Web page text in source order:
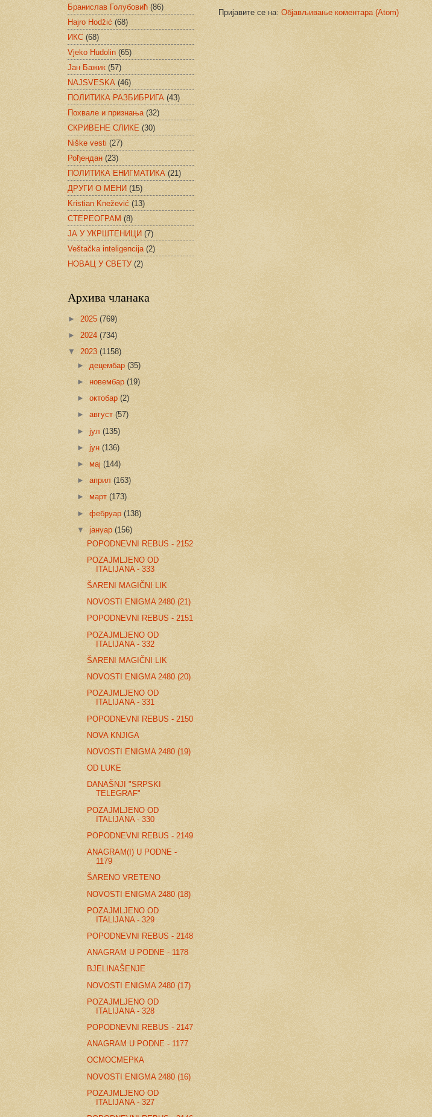
Пријавите се на: Објављивање коментара (Atom)
Бранислав Голубовић (86)
Hajro Hodžić (68)
ИКС (68)
Vjeko Hudolin (65)
Јан Бажик (57)
NAJSVESKA (46)
ПОЛИТИКА РАЗБИБРИГА (43)
Похвале и признања (32)
СКРИВЕНЕ СЛИКЕ (30)
Niške vesti (27)
Рођендан (23)
ПОЛИТИКА ЕНИГМАТИКА (21)
ДРУГИ О МЕНИ (15)
Kristian Knežević (13)
СТЕРЕОГРАМ (8)
ЈА У УКРШТЕНИЦИ (7)
Veštačka inteligencija (2)
НОВАЦ У СВЕТУ (2)
Архива чланака
► 2025 (769)
► 2024 (734)
▼ 2023 (1158)
► децембар(35)
►новембар(19)
►октобар(2)
►август(57)
►јул(135)
►јун(136)
►мај(144)
►април(163)
►март(173)
►фебруар(138)
▼јануар(156)
POPODNEVNI REBUS - 2152
POZAJMLJENO OD
ITALIJANA - 333
ŠARENI MAGIČNI LIK
NOVOSTI ENIGMA 2480 (21)
POPODNEVNI REBUS - 2151
POZAJMLJENO OD
ITALIJANA - 332
ŠARENI MAGIČNI LIK
NOVOSTI ENIGMA 2480 (20)
POZAJMLJENO OD
ITALIJANA - 331
POPODNEVNI REBUS - 2150
NOVA KNJIGA
NOVOSTI ENIGMA 2480 (19)
OD LUKE
DANAŠNJI "SRPSKI
TELEGRAF"
POZAJMLJENO OD
ITALIJANA - 330
POPODNEVNI REBUS - 2149
ANAGRAM(I) U PODNE -
1179
ŠARENO VRETENO
NOVOSTI ENIGMA 2480 (18)
POZAJMLJENO OD
ITALIJANA - 329
POPODNEVNI REBUS - 2148
ANAGRAM U PODNE - 1178
BJELINAŠENJE
NOVOSTI ENIGMA 2480 (17)
POZAJMLJENO OD
ITALIJANA - 328
POPODNEVNI REBUS - 2147
ANAGRAM U PODNE - 1177
ОСМОСМЕРКА
NOVOSTI ENIGMA 2480 (16)
POZAJMLJENO OD
ITALIJANA - 327